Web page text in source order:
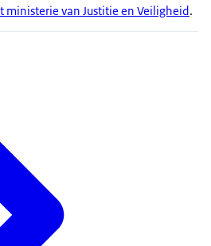
van Justitie en Veiligheid.